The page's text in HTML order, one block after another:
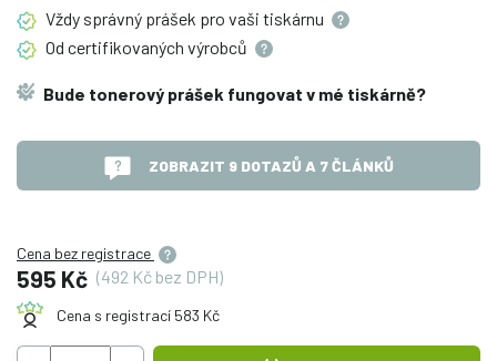
Vždy správný prášek pro vaši tiskárnu
Od certifikovaných výrobců
Bude tonerový prášek fungovat v mé tiskárně?
ZOBRAZIT 9 DOTAZŮ A 7 ČLÁNKŮ
Cena bez registrace
595 Kč (492 Kč bez DPH)
Cena s registrací 583 Kč